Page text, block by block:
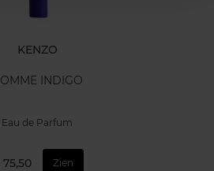
KENZO
INDIGO
Eau de Parfum
Zien